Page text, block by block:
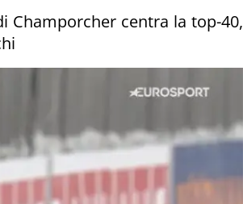
Champorcher centra la top-40,